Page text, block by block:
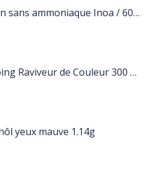
Coloration sans ammoniaque Inoa / 60ML
Shampooing Raviveur de Couleur 300 ml Rose de Schwarzkopf Professional
yeux mauve 1.14g